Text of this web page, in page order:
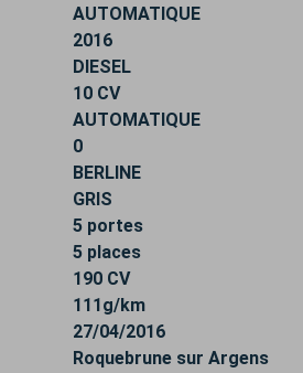
AUTOMATIQUE
2016
DIESEL
10 CV
AUTOMATIQUE
0
BERLINE
GRIS
5 portes
5 places
190 CV
111g/km
27/04/2016
Roquebrune sur Argens